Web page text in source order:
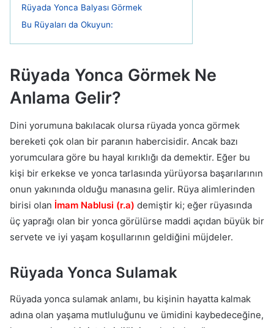
Rüyada Yonca Balyası Görmek
Bu Rüyaları da Okuyun:
Rüyada Yonca Görmek Ne
Anlama Gelir?
Dini yorumuna bakılacak olursa rüyada yonca görmek
bereketi çok olan bir paranın habercisidir. Ancak bazı
yorumculara göre bu hayal kırıklığı da demektir. Eğer bu
kişi bir erkekse ve yonca tarlasında yürüyorsa başarılarının
onun yakınında olduğu manasına gelir. Rüya alimlerinden
birisi olan İmam Nablusi (r.a) demiştir ki; eğer rüyasında
üç yaprağı olan bir yonca görülürse maddi açıdan büyük bir
servete ve iyi yaşam koşullarının geldiğini müjdeler.
Rüyada Yonca Sulamak
Rüyada yonca sulamak anlamı, bu kişinin hayatta kalmak
adına olan yaşama mutluluğunu ve ümidini kaybedeceğine,